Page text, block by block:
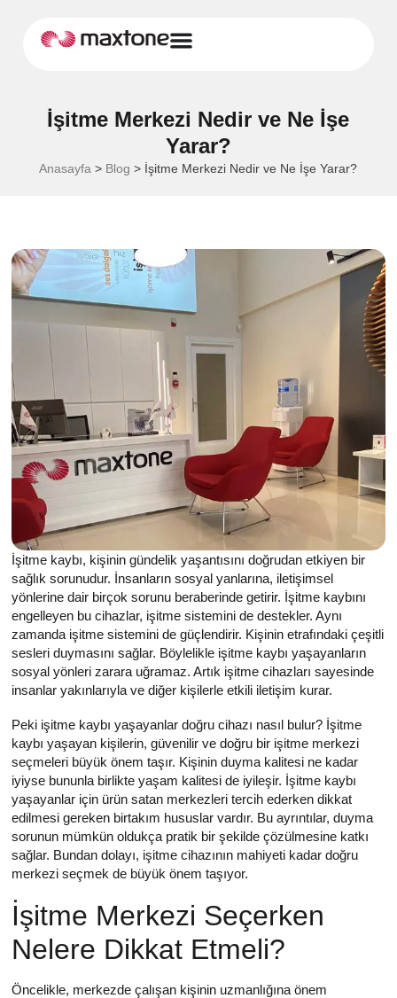
İşitme Merkezi Nedir ve Ne İşe
Yarar?
Anasayfa > Blog > İşitme Merkezi Nedir ve Ne İşe Yarar?
İşitme kaybı, kişinin gündelik yaşantısını doğrudan etkiyen bir
sağlık sorunudur. İnsanların sosyal yanlarına, iletişimsel
yönlerine dair birçok sorunu beraberinde getirir. İşitme kaybını
engelleyen bu cihazlar, işitme sistemini de destekler. Aynı
zamanda işitme sistemini de güçlendirir. Kişinin etrafındaki çeşitli
sesleri duymasını sağlar. Böylelikle işitme kaybı yaşayanların
sosyal yönleri zarara uğramaz. Artık işitme cihazları sayesinde
insanlar yakınlarıyla ve diğer kişilerle etkili iletişim kurar.
Peki işitme kaybı yaşayanlar doğru cihazı nasıl bulur? İşitme
kaybı yaşayan kişilerin, güvenilir ve doğru bir işitme merkezi
seçmeleri büyük önem taşır. Kişinin duyma kalitesi ne kadar
iyiyse bununla birlikte yaşam kalitesi de iyileşir. İşitme kaybı
yaşayanlar için ürün satan merkezleri tercih ederken dikkat
edilmesi gereken birtakım hususlar vardır. Bu ayrıntılar, duyma
sorunun mümkün oldukça pratik bir şekilde çözülmesine katkı
sağlar. Bundan dolayı, işitme cihazının mahiyeti kadar doğru
merkezi seçmek de büyük önem taşıyor.
İşitme Merkezi Seçerken
Nelere Dikkat Etmeli?
Öncelikle, merkezde çalışan kişinin uzmanlığına önem